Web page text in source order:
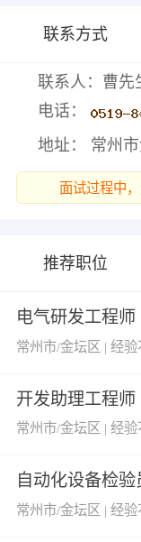
联系方式
联系人：曹先
电话：
地址： 常州
面试过程中
推荐职位
电气研发工程师
常州市/金坛区 | 经
开发助理工程师
常州市/金坛区 | 经
自动化设备检验
常州市/金坛区 | 经